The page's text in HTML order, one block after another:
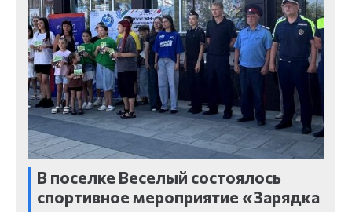
В поселке Веселый состоялось
спортивное мероприятие «Зарядка